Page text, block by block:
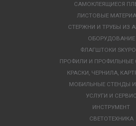
САМОКЛЕЯЩИЕСЯ
ЛИСТОВЫЕ
СТЕРЖНИ И ТРУБЫ ИЗ
ОБОРУДОВАНИЕ
ФЛАГШТОКИ
ПРОФИЛИ И ПРОФИЛЬНЫЕ
КРАСКИ, ЧЕРНИЛА,
МОБИЛЬНЫЕ СТЕНДЫ И
УСЛУГИ И СЕРВИС
ИНСТРУМЕНТ
СВЕТОТЕХНИКА